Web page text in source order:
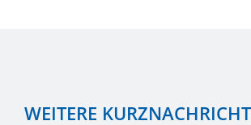
WEITERE